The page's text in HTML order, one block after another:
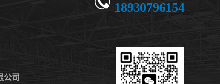
18930796154
公司